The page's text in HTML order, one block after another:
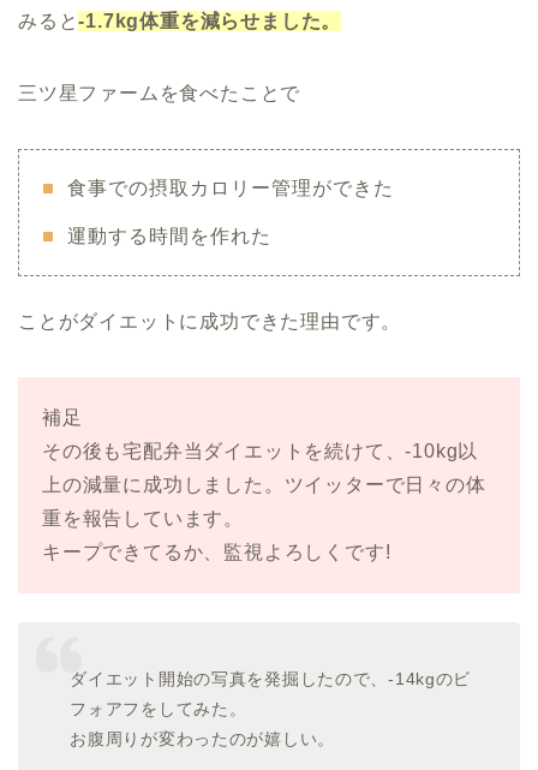
みると-1.7kg体重を減らせました。
三ツ星ファームを食べたことで
食事での摂取カロリー管理ができた
運動する時間を作れた
ことがダイエットに成功できた理由です。
補足
その後も宅配弁当ダイエットを続けて、-10kg以
上の減量に成功しました。ツイッターで日々の体
重を報告しています。
キープできてるか、監視よろしくです!
ダイエット開始の写真を発掘したので、-14kgのビ
フォアフをしてみた。
お腹周りが変わったのが嬉しい。